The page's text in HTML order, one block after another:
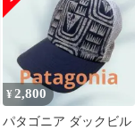
¥2,800
パタゴニア ダックビル